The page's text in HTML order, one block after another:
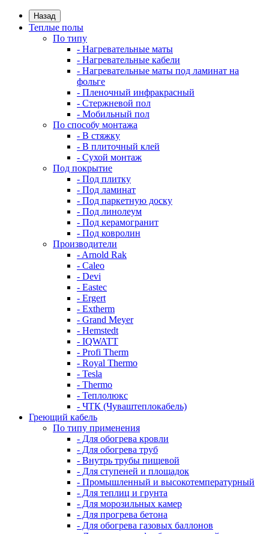
Назад
Теплые полы
По типу
- Нагревательные маты
- Нагревательные кабели
- Нагревательные маты под ламинат на
фольге
- Пленочный инфракрасный
- Стержневой пол
- Мобильный пол
По способу монтажа
- В стяжку
- В плиточный клей
- Сухой монтаж
Под покрытие
- Под плитку
- Под ламинат
- Под паркетную доску
- Под линолеум
- Под керамогранит
- Под ковролин
Производители
- Arnold Rak
- Caleo
- Devi
- Eastec
- Ergert
- Extherm
- Grand Meyer
- Hemstedt
- IQWATT
- Profi Therm
- Royal Thermo
- Tesla
- Thermo
- Теплолюкс
- ЧТК (Чуваштеплокабель)
Греющий кабель
По типу применения
- Для обогрева кровли
- Для обогрева труб
- Внутрь трубы пищевой
- Для ступеней и площадок
- Промышленный и высокотемпературный
- Для теплиц и грунта
- Для морозильных камер
- Для прогрева бетона
- Для обогрева газовых баллонов